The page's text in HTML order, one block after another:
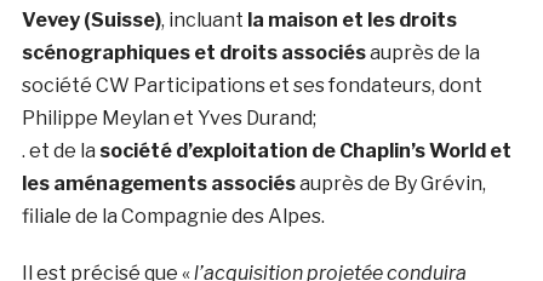
Vevey (Suisse), incluant la maison et les droits
scénographiques et droits associésauprès de la
société CW Participations et ses fondateurs, dont
Philippe Meylan et Yves Durand;
. et de la société d’exploitation de Chaplin’s World et
les aménagements associésauprès de By Grévin,
filiale de la Compagnie des Alpes.
Il est précisé que «l’acquisition projetée conduira